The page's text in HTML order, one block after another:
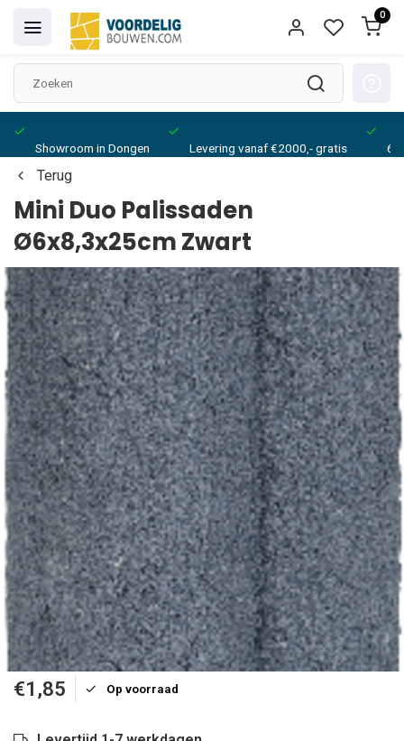
0
Showroom in Dongen Levering vanaf €2000,- gratis 6
Terug
Mini Duo Palissaden
Ø6x8,3x25cm Zwart
€1,85 Op voorraad